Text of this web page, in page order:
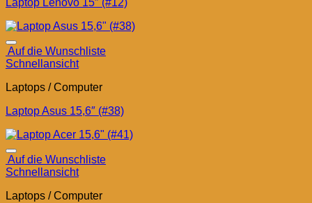
Laptop Lenovo 15″ (#12)
Auf die Wunschliste
Schnellansicht
Laptops / Computer
Laptop Asus 15,6″ (#38)
Auf die Wunschliste
Schnellansicht
Laptops / Computer